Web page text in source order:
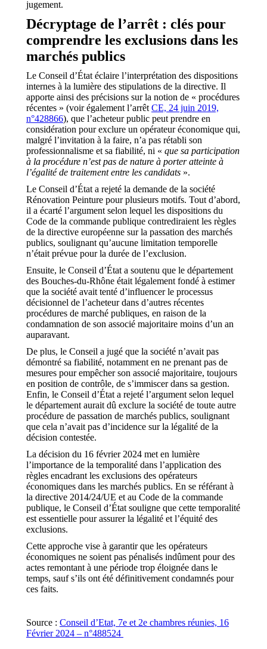
jugement.
Décryptage de l’arrêt : clés pour
comprendre les exclusions dans les
marchés publics
Le Conseil d’État éclaire l’interprétation des dispositions
internes à la lumière des stipulations de la directive. Il
apporte ainsi des précisions sur la notion de « procédures
récentes » (voir également l’arrêt CE, 24 juin 2019,
n°428866), que l’acheteur public peut prendre en
considération pour exclure un opérateur économique qui,
malgré l’invitation à la faire, n’a pas rétabli son
professionnalisme et sa fiabilité, ni « que sa participation
à la procédure n’est pas de nature à porter atteinte à
l’égalité de traitement entre les candidats ».
Le Conseil d’État a rejeté la demande de la société
Rénovation Peinture pour plusieurs motifs. Tout d’abord,
il a écarté l’argument selon lequel les dispositions du
Code de la commande publique contrediraient les règles
de la directive européenne sur la passation des marchés
publics, soulignant qu’aucune limitation temporelle
n’était prévue pour la durée de l’exclusion.
Ensuite, le Conseil d’État a soutenu que le département
des Bouches-du-Rhône était légalement fondé à estimer
que la société avait tenté d’influencer le processus
décisionnel de l’acheteur dans d’autres récentes
procédures de marché publiques, en raison de la
condamnation de son associé majoritaire moins d’un an
auparavant.
De plus, le Conseil a jugé que la société n’avait pas
démontré sa fiabilité, notamment en ne prenant pas de
mesures pour empêcher son associé majoritaire, toujours
en position de contrôle, de s’immiscer dans sa gestion.
Enfin, le Conseil d’État a rejeté l’argument selon lequel
le département aurait dû exclure la société de toute autre
procédure de passation de marchés publics, soulignant
que cela n’avait pas d’incidence sur la légalité de la
décision contestée.
La décision du 16 février 2024 met en lumière
l’importance de la temporalité dans l’application des
règles encadrant les exclusions des opérateurs
économiques dans les marchés publics. En se référant à
la directive 2014/24/UE et au Code de la commande
publique, le Conseil d’État souligne que cette temporalité
est essentielle pour assurer la légalité et l’équité des
exclusions.
Cette approche vise à garantir que les opérateurs
économiques ne soient pas pénalisés indûment pour des
actes remontant à une période trop éloignée dans le
temps, sauf s’ils ont été définitivement condamnés pour
ces faits.
Source : Conseil d’Etat, 7e et 2e chambres réunies, 16
Février 2024 – n°488524